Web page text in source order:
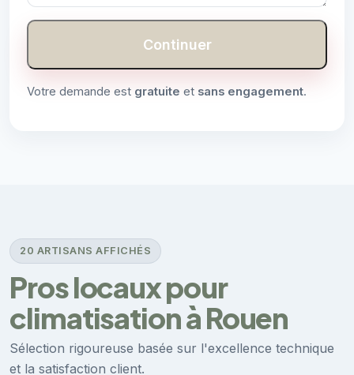
Continuer
Votre demande est gratuite et sans engagement.
20 ARTISANS AFFICHÉS
Pros locaux pour
climatisation à Rouen
Sélection rigoureuse basée sur l'excellence technique
et la satisfaction client.